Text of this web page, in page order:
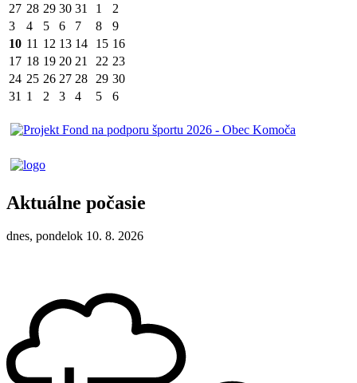
27 28 29 30 31 1
2
3
4 5 6 7 8
9
10 11 12 13 14 15 16
17 18 19 20 21 22 23
24 25 26 27 28 29 30
31 1 2 3 4 5 6
Aktuálne počasie
dnes, pondelok 10. 8. 2026